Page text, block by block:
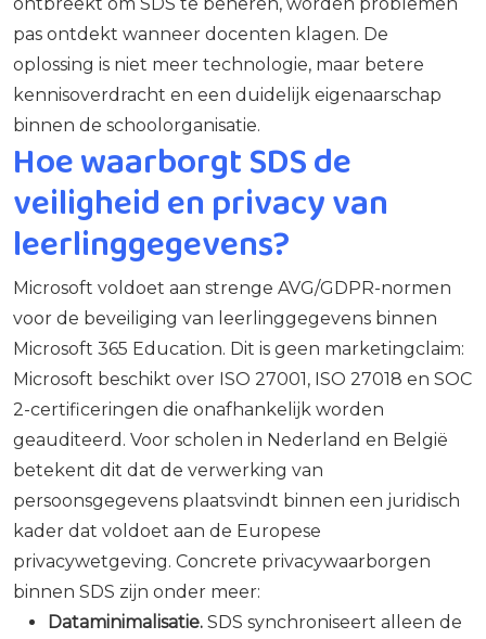
pas ontdekt wanneer docenten klagen. De
oplossing is niet meer technologie, maar betere
kennisoverdracht en een duidelijk eigenaarschap
binnen de schoolorganisatie.
Hoe waarborgt SDS de
veiligheid en privacy van
leerlinggegevens?
Microsoft voldoet aan strenge AVG/GDPR-normen
voor de beveiliging van leerlinggegevens binnen
Microsoft 365 Education. Dit is geen marketingclaim:
Microsoft beschikt over ISO 27001, ISO 27018 en SOC
2-certificeringen die onafhankelijk worden
geauditeerd. Voor scholen in Nederland en België
betekent dit dat de verwerking van
persoonsgegevens plaatsvindt binnen een juridisch
kader dat voldoet aan de Europese
privacywetgeving. Concrete privacywaarborgen
binnen SDS zijn onder meer:
Dataminimalisatie. SDS synchroniseert alleen de